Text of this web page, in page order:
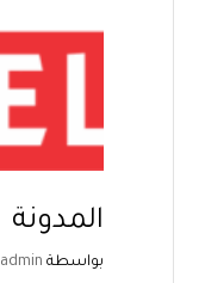
المدونة
بواسطة admin